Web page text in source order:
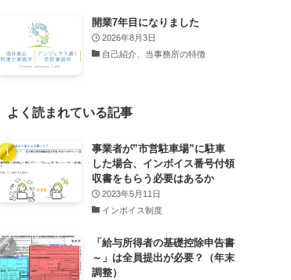
開業7年目になりました
2026年8月3日
自己紹介、当事務所の特徴
よく読まれている記事
事業者が”市営駐車場”に駐車
した場合、インボイス番号付領
収書をもらう必要はあるか
2023年5月11日
インボイス制度
「給与所得者の基礎控除申告書
～」は全員提出が必要？（年末
調整）